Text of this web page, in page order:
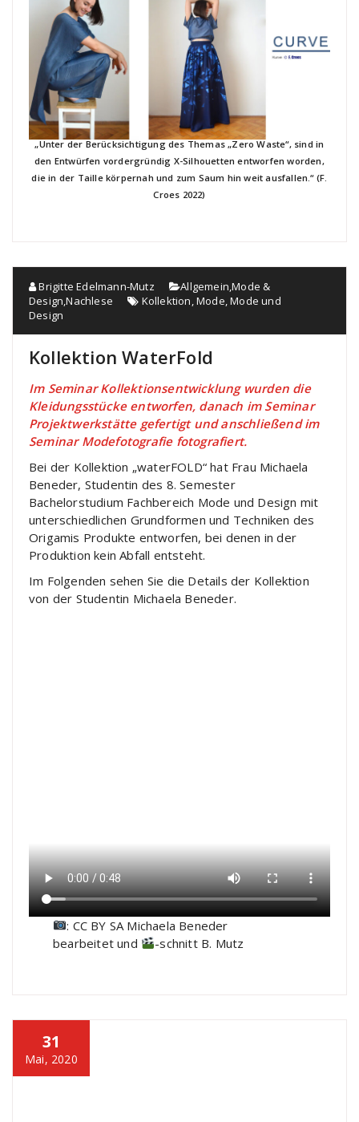
„Unter der Berücksichtigung des Themas „Zero Waste“, sind in
den Entwürfen vordergründig X-Silhouetten entworfen worden,
die in der Taille körpernah und zum Saum hin weit ausfallen.“ (F.
Croes 2022)
Brigitte Edelmann-Mutz Allgemein ,Mode &
Design ,Nachlese Kollektion ,Mode ,Mode und
Design
Kollektion WaterFold
Im Seminar Kollektionsentwicklung wurden die
Kleidungsstücke entworfen, danach im Seminar
Projektwerkstätte gefertigt und anschließend im
Seminar Modefotografie fotografiert.
Bei der Kollektion „waterFOLD“ hat Frau Michaela
Beneder, Studentin des 8. Semester
Bachelorstudium Fachbereich Mode und Design mit
unterschiedlichen Grundformen und Techniken des
Origamis Produkte entworfen, bei denen in der
Produktion kein Abfall entsteht.
Im Folgenden sehen Sie die Details der Kollektion
von der Studentin Michaela Beneder.
: CC BY SA Michaela Beneder
bearbeitet und
-schnitt B. Mutz
31
Mai, 2020